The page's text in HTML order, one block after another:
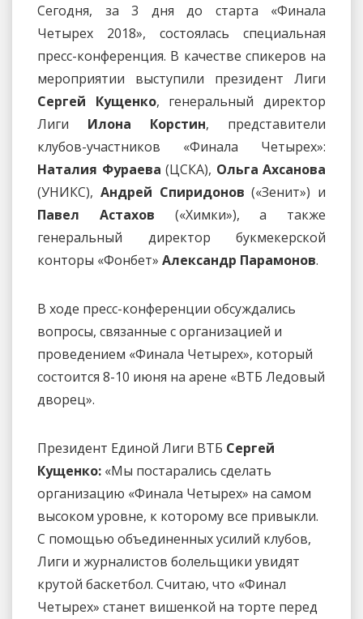
Сегодня, за 3 дня до старта «Финала
Четырех 2018», состоялась специальная
пресс-конференция. В качестве спикеров на
мероприятии выступили президент Лиги
Сергей Кущенко, генеральный директор
Лиги Илона Корстин, представители
клубов-участников «Финала Четырех»:
Наталия Фураева (ЦСКА), Ольга Ахсанова
(УНИКС), Андрей Спиридонов («Зенит») и
Павел Астахов («Химки»), а также
генеральный директор букмекерской
конторы «Фонбет» Александр Парамонов.
В ходе пресс-конференции обсуждались
вопросы, связанные с организацией и
проведением «Финала Четырех», который
состоится 8-10 июня на арене «ВТБ Ледовый
дворец».
Президент Единой Лиги ВТБ Сергей
Кущенко: «Мы постарались сделать
организацию «Финала Четырех» на самом
высоком уровне, к которому все привыкли.
С помощью объединенных усилий клубов,
Лиги и журналистов болельщики увидят
крутой баскетбол. Считаю, что «Финал
Четырех» станет вишенкой на торте перед